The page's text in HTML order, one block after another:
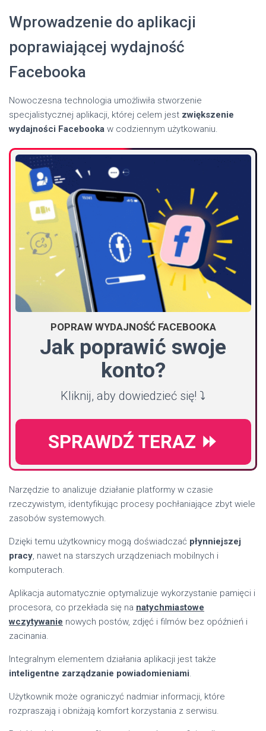
Wprowadzenie do aplikacji
poprawiającej wydajność
Facebooka
Nowoczesna technologia umożliwiła stworzenie
specjalistycznej aplikacji, której celem jest zwiększenie
wydajności Facebooka w codziennym użytkowaniu.
POPRAW WYDAJNOŚĆ FACEBOOKA
Jak poprawić swoje
konto?
Kliknij, aby dowiedzieć się! ⤵️
SPRAWDŹ TERAZ ⏩
Narzędzie to analizuje działanie platformy w czasie
rzeczywistym, identyfikując procesy pochłaniające zbyt wiele
zasobów systemowych.
Dzięki temu użytkownicy mogą doświadczać płynniejszej
pracy, nawet na starszych urządzeniach mobilnych i
komputerach.
Aplikacja automatycznie optymalizuje wykorzystanie pamięci i
procesora, co przekłada się na natychmiastowe
wczytywanie nowych postów, zdjęć i filmów bez opóźnień i
zacinania.
Integralnym elementem działania aplikacji jest także
inteligentne zarządzanie powiadomieniami.
Użytkownik może ograniczyć nadmiar informacji, które
rozpraszają i obniżają komfort korzystania z serwisu.